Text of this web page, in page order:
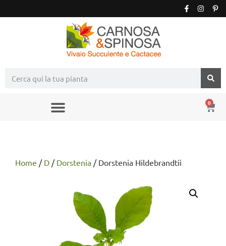
0
Home / D / Dorstenia / Dorstenia Hildebrandtii